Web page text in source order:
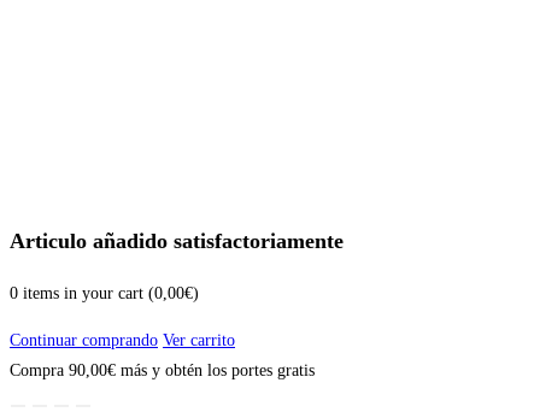
Articulo añadido satisfactoriamente
0 items in your cart (0,00€)
Continuar comprando Ver carrito
Compra 90,00€ más y obtén los portes gratis